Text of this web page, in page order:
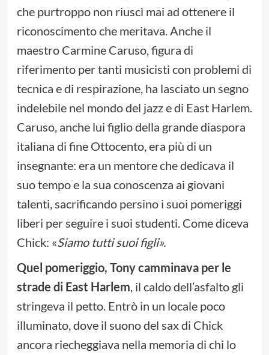
che purtroppo non riuscì mai ad ottenere il
riconoscimento che meritava. Anche il
maestro Carmine Caruso, figura di
riferimento per tanti musicisti con problemi di
tecnica e di respirazione, ha lasciato un segno
indelebile nel mondo del jazz e di East Harlem.
Caruso, anche lui figlio della grande diaspora
italiana di fine Ottocento, era più di un
insegnante: era un mentore che dedicava il
suo tempo e la sua conoscenza ai giovani
talenti, sacrificando persino i suoi pomeriggi
liberi per seguire i suoi studenti. Come diceva
Chick: «Siamo tutti suoi figli».
Quel pomeriggio, Tony camminava per le
strade di East Harlem , il caldo dell’asfalto gli
stringeva il petto. Entrò in un locale poco
illuminato, dove il suono del sax di Chick
ancora riecheggiava nella memoria di chi lo